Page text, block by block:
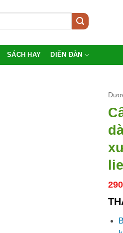
SÁCH HAY DIỄN ĐÀN